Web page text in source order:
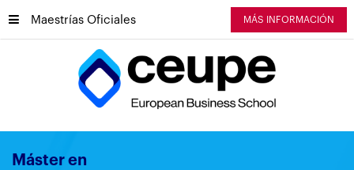
Maestrías Oficiales MÁS INFORMACIÓN
Máster en